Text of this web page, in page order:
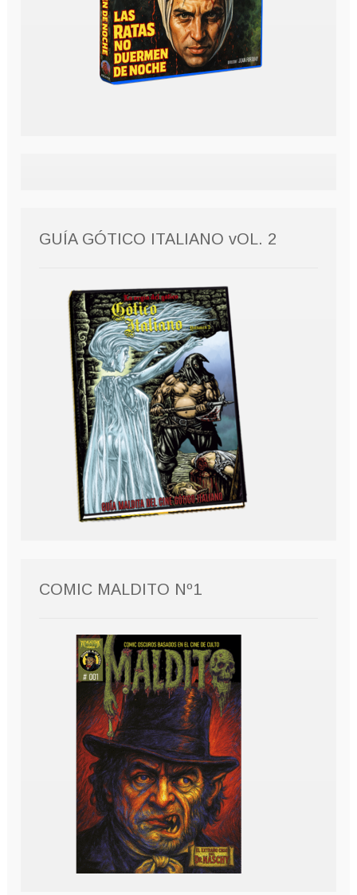
GUÍA GÓTICO ITALIANO vOL. 2
COMIC MALDITO Nº1